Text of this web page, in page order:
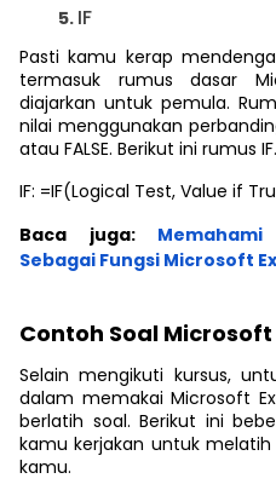
IF
Pasti kamu kerap
termasuk rumus dasar
diajarkan untuk pemula.
nilai menggunakan
atau FALSE. Berikut ini rumus IF.
IF: =IF(Logical Test, Value if
Baca juga:
Sebagai Fungsi Microsoft
Contoh Soal Microsoft
Selain mengikuti kursus,
dalam memakai Microsoft
berlatih soal. Berikut ini
kamu kerjakan untuk
kamu.